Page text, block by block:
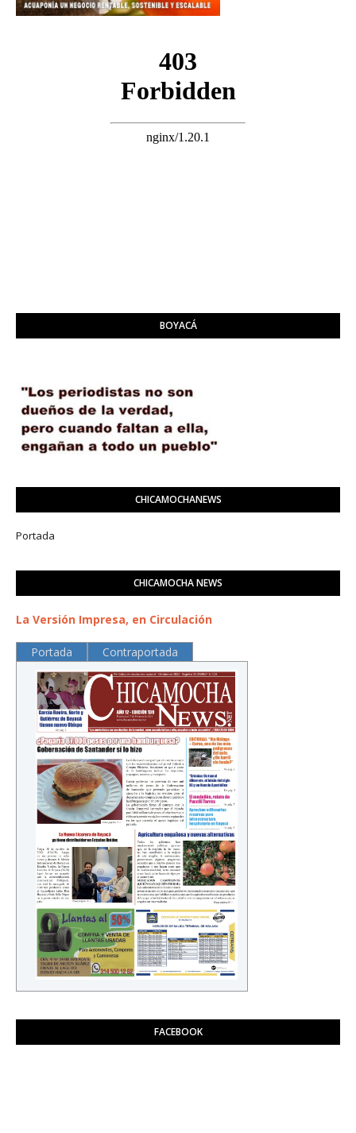
BOYACÁ
CHICAMOCHANEWS
Portada
CHICAMOCHA NEWS
La Versión Impresa, en Circulación
Portada Contraportada
FACEBOOK